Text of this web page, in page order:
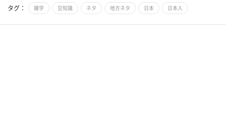
タグ： 雑学 豆知識 ネタ 地方ネタ 日本 日本人